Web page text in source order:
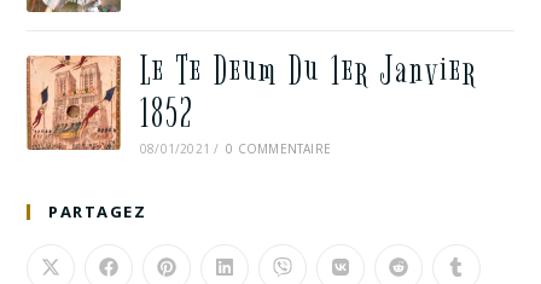
Le Te Deum Du 1er Janvier
1852
08/01/2021 / 0 COMMENTAIRE
PARTAGEZ